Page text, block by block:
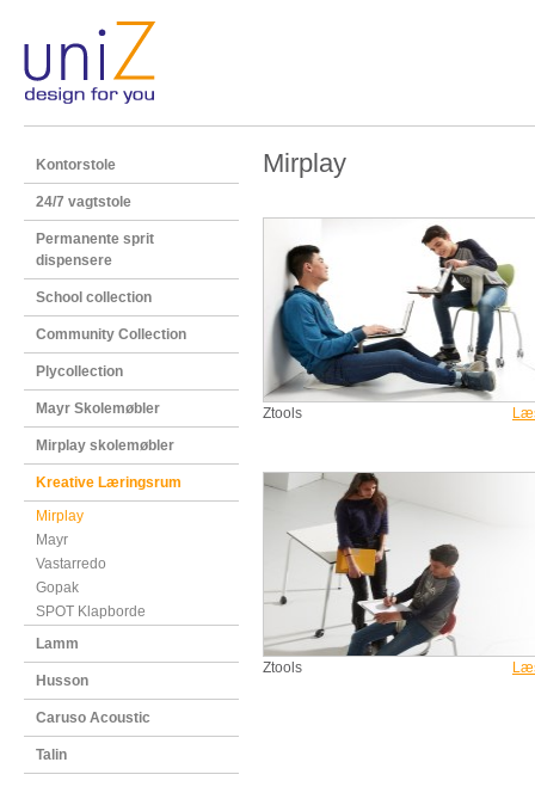
Kontorstole
24/7 vagtstole
Permanente sprit
dispensere
School collection
Community Collection
Plycollection
Mayr Skolemøbler
Mirplay skolemøbler
Kreative Læringsrum
Mirplay
Mayr
Vastarredo
Gopak
SPOT Klapborde
Lamm
Husson
Caruso Acoustic
Talin
Mirplay
Ztools
Ztools